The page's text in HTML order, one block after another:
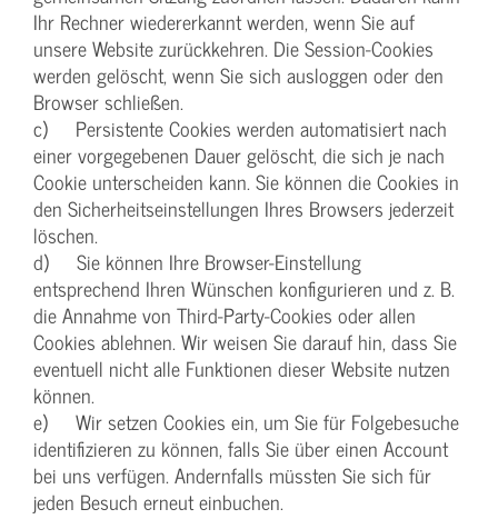
Ihr Rechner wiedererkannt werden, wenn Sie auf
unsere Website zurückkehren. Die Session-Cookies
werden gelöscht, wenn Sie sich ausloggen oder den
Browser schließen.
c) Persistente Cookies werden automatisiert nach
einer vorgegebenen Dauer gelöscht, die sich je nach
Cookie unterscheiden kann. Sie können die Cookies in
den Sicherheitseinstellungen Ihres Browsers jederzeit
löschen.
d) Sie können Ihre Browser-Einstellung
entsprechend Ihren Wünschen konfigurieren und z. B.
die Annahme von Third-Party-Cookies oder allen
Cookies ablehnen. Wir weisen Sie darauf hin, dass Sie
eventuell nicht alle Funktionen dieser Website nutzen
können.
e) Wir setzen Cookies ein, um Sie für Folgebesuche
identifizieren zu können, falls Sie über einen Account
bei uns verfügen. Andernfalls müssten Sie sich für
jeden Besuch erneut einbuchen.